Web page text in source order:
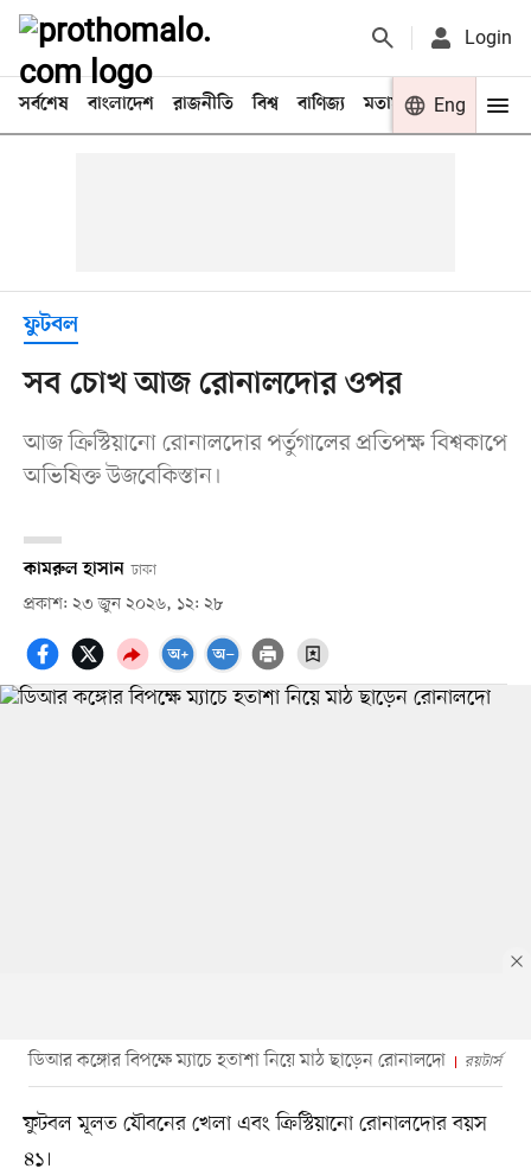
Login
সর্বশেষ বাংলাদেশ রাজনীতি বিশ্ব বাণিজ্য মতামত খেলা
Eng
ফুটবল
সব চোখ আজ রোনালদোর ওপর
আজ ক্রিস্টিয়ানো রোনালদোর পর্তুগালের প্রতিপক্ষ বিশ্বকাপে
অভিষিক্ত উজবেকিস্তান।
কামরুল হাসান ঢাকা
প্রকাশ: ২৩ জুন ২০২৬, ১২: ২৮
ডিআর কঙ্গোর বিপক্ষে ম্যাচে হতাশা নিয়ে মাঠ ছাড়েন রোনালদো রয়টার্স
ফুটবল মূলত যৌবনের খেলা এবং ক্রিস্টিয়ানো রোনালদোর বয়স
৪১।